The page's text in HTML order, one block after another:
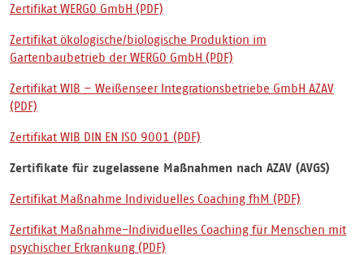
Zertifikat WERGO GmbH
Zertifikat ökologische/biologische Produktion im
Gartenbaubetrieb der WERGO GmbH
Zertifikat WIB – Weißenseer Integrationsbetriebe GmbH AZAV
Zertifikat WIB DIN EN ISO 9001
Zertifikate für zugelassene Maßnahmen nach AZAV (AVGS)
Zertifikat Maßnahme Individuelles Coaching fhM
Zertifikat Maßnahme-Individuelles Coaching für Menschen mit
psychischer Erkrankung